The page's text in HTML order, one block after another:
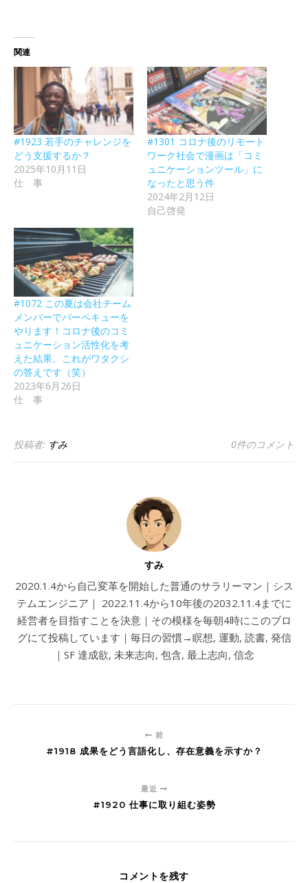
関連
#1923 若手のチャレンジを
どう支援するか？
2025年10月11日
仕 事
#1301 コロナ後のリモート
ワーク社会で漫画は「コミ
ュニケーションツール」に
なったと思う件
2024年2月12日
自己啓発
#1072 この夏は会社チーム
メンバーでバーベキューを
やります！コロナ後のコミ
ュニケーション活性化を考
えた結果、これがワタクシ
の答えです（笑）
2023年6月26日
仕 事
投稿者: すみ 0件のコメント
すみ
2020.1.4から自己変革を開始した普通のサラリーマン｜シス
テムエンジニア｜ 2022.11.4から10年後の2032.11.4までに
経営者を目指すことを決意｜その模様を毎朝4時にこのブロ
グにて投稿しています｜毎日の習慣→瞑想, 運動, 読書, 発信
｜SF 達成欲, 未来志向, 包含, 最上志向, 信念
前
#1918 成果をどう言語化し、存在意義を示すか？
最近
#1920 仕事に取り組む姿勢
コメントを残す